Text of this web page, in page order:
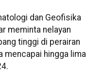
dan Geofisika
meminta nelayan
tinggi di perairan
mencapai hingga lima